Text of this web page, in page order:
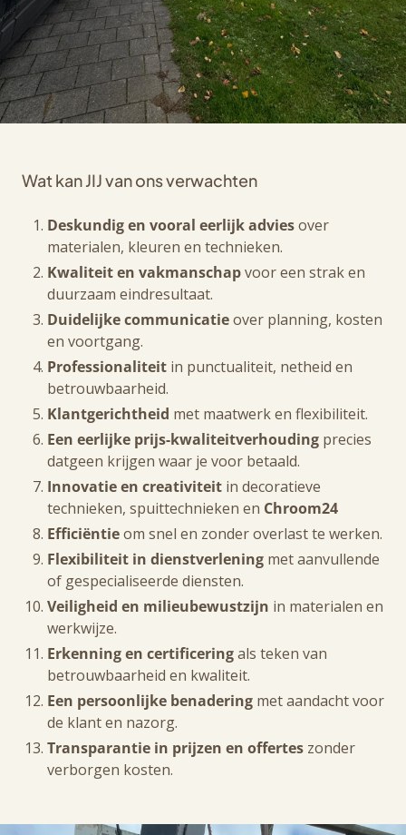
Wat kan JIJ van ons verwachten
Deskundig en vooral eerlijk adviesover
materialen, kleuren en technieken.
Kwaliteit en vakmanschapvoor een strak en
duurzaam eindresultaat.
Duidelijke communicatieover planning, kosten
en voortgang.
Professionaliteit in punctualiteit, netheid en
betrouwbaarheid.
Klantgerichtheid met maatwerk en flexibiliteit.
Een eerlijke prijs-kwaliteitverhouding precies
datgeen krijgen waar je voor betaald.
Innovatie en creativiteit in decoratieve
technieken, spuittechnieken en Chroom24
Efficiëntieom snel en zonder overlast te werken.
Flexibiliteit in dienstverlening met aanvullende
of gespecialiseerde diensten.
Veiligheid en milieubewustzijn in materialen en
werkwijze.
Erkenning en certificeringals teken van
betrouwbaarheid en kwaliteit.
Een persoonlijke benadering met aandacht voor
de klant en nazorg.
Transparantie in prijzen en offertes zonder
verborgen kosten.